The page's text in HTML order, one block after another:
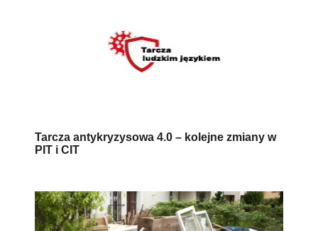
Tarcza antykryzysowa 4.0 – kolejne zmiany w
PIT i CIT